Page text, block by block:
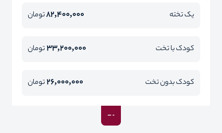
یک تخته 82,400,000تومان
کودک با تخت 33,200,000تومان
کودک بدون تخت 26,000,000تومان